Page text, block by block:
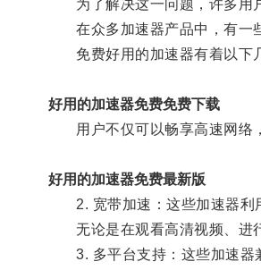
为了解决这一问题，许多用户
在众多加速器产品中，有一些
免费好用的加速器有着以下几
好用的加速器免费免费下载
用户不仅可以畅享高速网络，
好用的加速器免费最新版
2. 宽带加速：这些加速器利用
无论是在观看高清视频、进行
3. 多平台支持：这些加速器兼